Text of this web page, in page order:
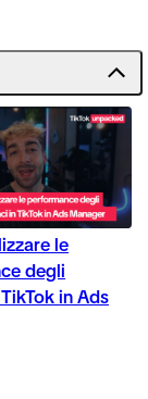
le
degli
in Ads